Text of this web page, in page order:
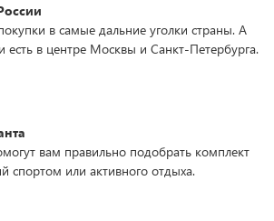
в самые дальние уголки страны. А
в центре Москвы и Санкт-Петербурга.
вам правильно подобрать комплект
спортом или активного отдыха.